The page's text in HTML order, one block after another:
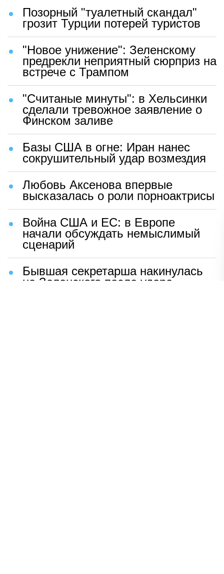
Позорный "туалетный скандал"
грозит Турции потерей туристов
"Новое унижение": Зеленскому
предрекли неприятный сюрприз на
встрече с Трампом
"Считаные минуты": в Хельсинки
сделали тревожное заявление о
Финском заливе
Базы США в огне: Иран нанес
сокрушительный удар возмездия
Любовь Аксенова впервые
высказалась о роли порноактрисы
Война США и ЕС: в Европе
начали обсуждать немыслимый
сценарий
Бывшая секретарша накинулась
на Зеленского после удара